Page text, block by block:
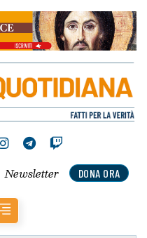
DONA ORA
Newsletter